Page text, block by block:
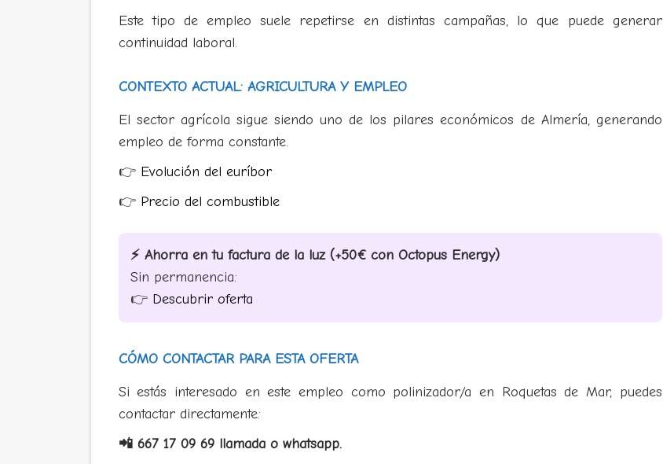
Este tipo de empleo suele repetirse en distintas campañas, lo que puede generar
continuidad laboral.
CONTEXTO ACTUAL: AGRICULTURA Y EMPLEO
El sector agrícola sigue siendo uno de los pilares económicos de Almería, generando
empleo de forma constante.
👉 Evolución del euríbor
👉 Precio del combustible
⚡ Ahorra en tu factura de la luz (+50€ con Octopus Energy)
Sin permanencia:
👉 Descubrir oferta
CÓMO CONTACTAR PARA ESTA OFERTA
Si estás interesado en este empleo como polinizador/a en Roquetas de Mar, puedes
contactar directamente:
📲 667 17 09 69 llamada o whatsapp.